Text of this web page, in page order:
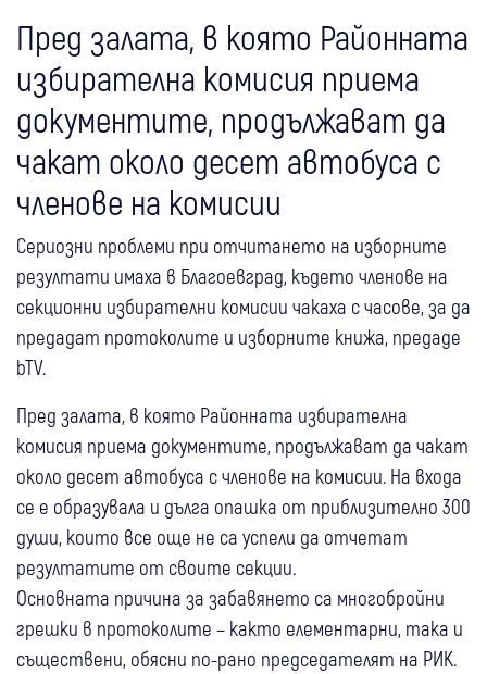
Пред залата, в която Районната
избирателна комисия приема
документите, продължават да
чакат около десет автобуса с
членове на комисии
Сериозни проблеми при отчитането на изборните
резултати имаха в Благоевград, където членове на
секционни избирателни комисии чакаха с часове, за да
предадат протоколите и изборните книжа, предаде
bTV.
Пред залата, в която Районната избирателна
комисия приема документите, продължават да чакат
около десет автобуса с членове на комисии. На входа
се е образувала и дълга опашка от приблизително 300
души, които все още не са успели да отчетат
резултатите от своите секции.
Основната причина за забавянето са многобройни
грешки в протоколите – както елементарни, така и
съществени, обясни по-рано председателят на РИК.